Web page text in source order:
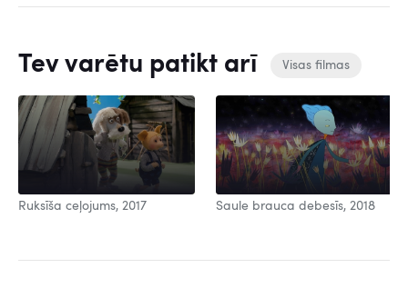
Tev varētu patikt arī Visas filmas
Ruksīša ceļojums, 2017 Saule brauca debesīs, 2018